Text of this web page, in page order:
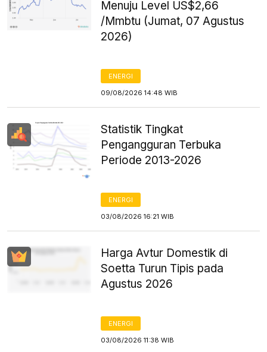
Menuju Level US$2,66
/Mmbtu (Jumat, 07 Agustus
2026)
ENERGI
09/08/2026 14:48 WIB
Statistik Tingkat
Pengangguran Terbuka
Periode 2013-2026
ENERGI
03/08/2026 16:21 WIB
Harga Avtur Domestik di
Soetta Turun Tipis pada
Agustus 2026
ENERGI
03/08/2026 11:38 WIB